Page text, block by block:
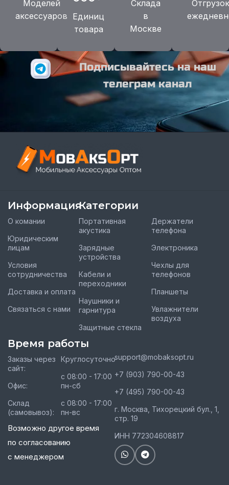
Моделей
аксессуаров Единиц
товара
Склада
в
Москве
Отгрузок
Подписывайтесь на наш
телеграм канал
Информация
О комании
Юридическим
лицам
Условия
сотрудничества
Доставка и оплата
Связаться с нами
Категории
Портативная
акустика
Зарядные
устройства
Кабели и
переходники
Наушники и
гарнитура
Защитные стекла
Держатели
телефона
Электроника
Чехлы для
телефонов
Планшеты
Увлажнители
воздуха
Время работы
Заказы через
сайт:
Офис:
Склад
(самовывоз):
Круглосуточно
с 08:00 - 17:00
пн-сб
с 08:00 - 17:00
пн-вс
Возможно другое время
по согласованию
с менеджером
support@mobaksopt.ru
+7 (903) 790-00-43
+7 (495) 790-00-43
г. Москва, Тихорецкий бул., 1,
стр. 19
ИНН 772304608817